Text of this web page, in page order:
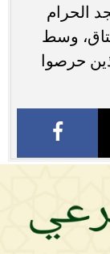
الحرام
وسط
حرصوا